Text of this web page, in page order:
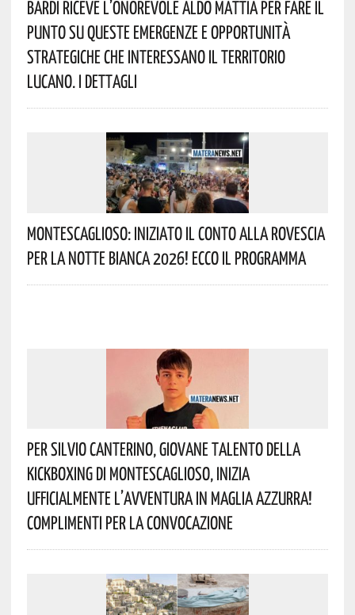
Bardi Riceve L’onorevole Aldo Mattia Per Fare Il
Punto Su Queste Emergenze E Opportunità
Strategiche Che Interessano Il Territorio
Lucano. I Dettagli
Montescaglioso: Iniziato Il Conto Alla Rovescia
Per La Notte Bianca 2026! Ecco Il Programma
Per Silvio Canterino, Giovane Talento Della
Kickboxing Di Montescaglioso, Inizia
Ufficialmente L’avventura In Maglia Azzurra!
Complimenti Per La Convocazione